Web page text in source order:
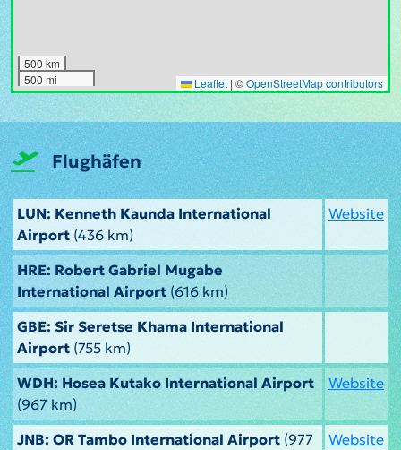
500 km
500 mi
Leaflet | ©OpenStreetMap contributors
Flughäfen
LUN: Kenneth Kaunda International
Airport (436 km)
Website
HRE: Robert Gabriel Mugabe
International Airport(616 km)
GBE: Sir Seretse Khama International
Airport (755 km)
WDH: Hosea Kutako International Airport
(967 km)
Website
JNB: OR Tambo International Airport (977
Website